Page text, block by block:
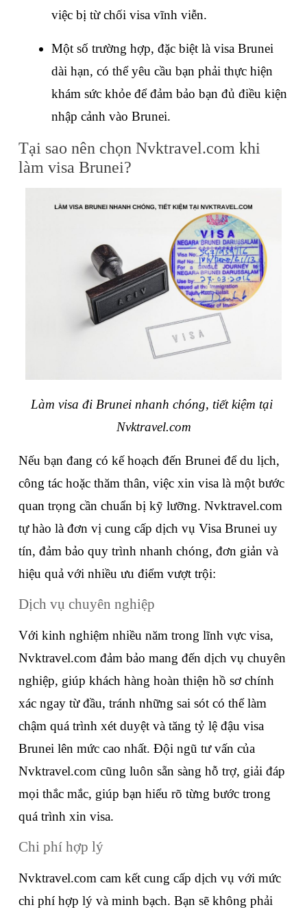
việc bị từ chối visa vĩnh viễn.
Một số trường hợp, đặc biệt là visa Brunei
dài hạn, có thể yêu cầu bạn phải thực hiện
khám sức khỏe để đảm bảo bạn đủ điều kiện
nhập cảnh vào Brunei.
Tại sao nên chọn Nvktravel.com khi
làm visa Brunei?
Làm visa đi Brunei nhanh chóng, tiết kiệm tại
Nvktravel.com
Nếu bạn đang có kế hoạch đến Brunei để du lịch,
công tác hoặc thăm thân, việc xin visa là một bước
quan trọng cần chuẩn bị kỹ lưỡng. Nvktravel.com
tự hào là đơn vị cung cấp dịch vụ Visa Brunei uy
tín, đảm bảo quy trình nhanh chóng, đơn giản và
hiệu quả với nhiều ưu điểm vượt trội:
Dịch vụ chuyên nghiệp
Với kinh nghiệm nhiều năm trong lĩnh vực visa,
Nvktravel.com đảm bảo mang đến dịch vụ chuyên
nghiệp, giúp khách hàng hoàn thiện hồ sơ chính
xác ngay từ đầu, tránh những sai sót có thể làm
chậm quá trình xét duyệt và tăng tỷ lệ đậu visa
Brunei lên mức cao nhất. Đội ngũ tư vấn của
Nvktravel.com cũng luôn sẵn sàng hỗ trợ, giải đáp
mọi thắc mắc, giúp bạn hiểu rõ từng bước trong
quá trình xin visa.
Chi phí hợp lý
Nvktravel.com cam kết cung cấp dịch vụ với mức
chi phí hợp lý và minh bạch. Bạn sẽ không phải